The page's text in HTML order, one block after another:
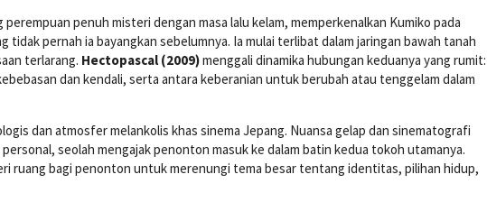
perempuan penuh misteri dengan masa lalu kelam, memperkenalkan Kumiko pada
tidak pernah ia bayangkan sebelumnya. Ia mulai terlibat dalam jaringan bawah tanah
terlarang. Hectopascal (2009)menggali dinamika hubungan keduanya yang rumit:
dan kendali, serta antara keberanian untuk berubah atau tenggelam dalam
dan atmosfer melankolis khas sinema Jepang. Nuansa gelap dan sinematografi
seolah mengajak penonton masuk ke dalam batin kedua tokoh utamanya.
ruang bagi penonton untuk merenungi tema besar tentang identitas, pilihan hidup,